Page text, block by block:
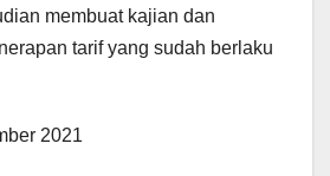
membuat kajian dan
tarif yang sudah berlaku
2021